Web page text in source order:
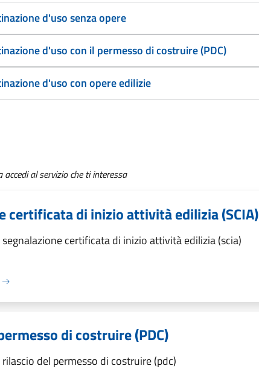
d'uso senza opere
d'uso con il permesso di costruire (PDC)
d'uso con opere edilizie
al servizio che ti interessa
certificata di inizio attività edilizia (SCIA)
certificata di inizio attività edilizia (scia)
di costruire (PDC)
del permesso di costruire (pdc)